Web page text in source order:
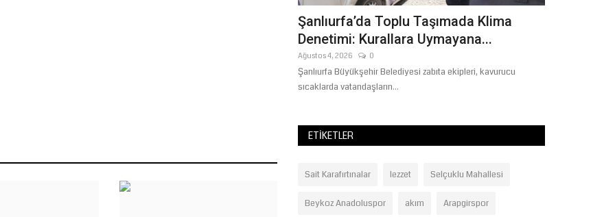
Üniversitesi’nin Bilim
Şanlıurfa’da Toplu Taşımada Klima
Denetimi: Kurallara Uymayana...
Şanlıurfa Büyükşehir Belediyesi zabıta ekipleri, kavurucu
Başkan Gülpınar: "Şanlıurfa Adıyla
Tarihiyle Onurludur"
Şanlıurfa Büyükşehir Belediye Başkanı Mehmet Kasım
ETIKETLER
Sait Karafırtınalar lezzet Selçuklu Mahallesi
Beykoz Anadoluspor akım Arapgirspor